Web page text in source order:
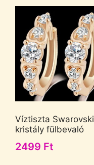
Víztiszta Swarovski
kristály fülbevaló
2499 Ft